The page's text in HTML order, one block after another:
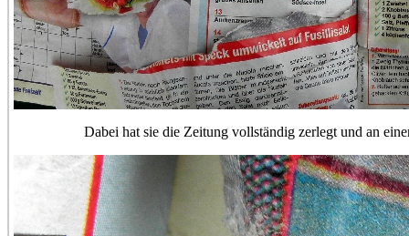
Dabei hat sie die Zeitung vollständig zerlegt und an